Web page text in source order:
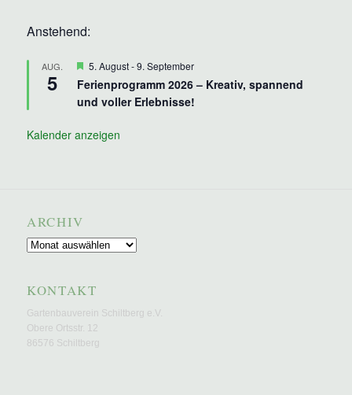
Anstehend:
AUG.
5
Hervorgehoben
5. August-9. September
Ferienprogramm 2026 – Kreativ, spannend
und voller Erlebnisse!
Kalender anzeigen
ARCHIV
Archiv
KONTAKT
Gartenbauverein Schiltberg e.V.
Obere Ortsstr. 12
86576 Schiltberg